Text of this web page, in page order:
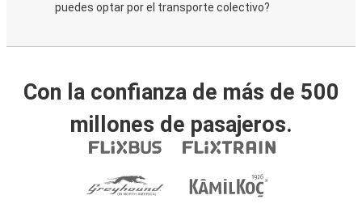
puedes optar por el transporte colectivo?
Con la confianza de más de 500
millones de pasajeros.